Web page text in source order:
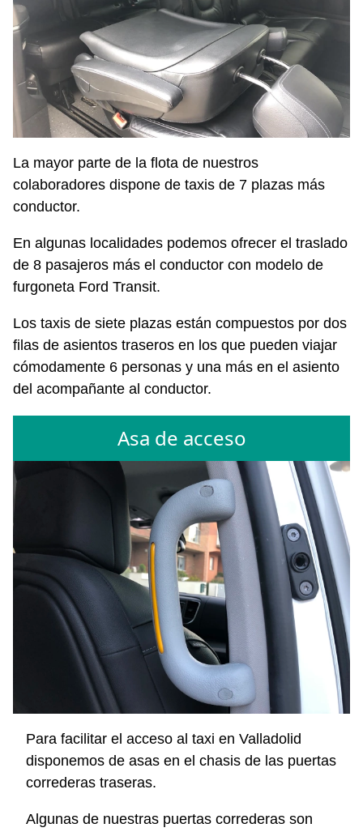
La mayor parte de la flota de nuestros
colaboradores dispone de taxis de 7 plazas más
conductor.
En algunas localidades podemos ofrecer el traslado
de 8 pasajeros más el conductor con modelo de
furgoneta Ford Transit.
Los taxis de siete plazas están compuestos por dos
filas de asientos traseros en los que pueden viajar
cómodamente 6 personas y una más en el asiento
del acompañante al conductor.
Asa de acceso
Para facilitar el acceso al taxi en Valladolid
disponemos de asas en el chasis de las puertas
correderas traseras.
Algunas de nuestras puertas correderas son